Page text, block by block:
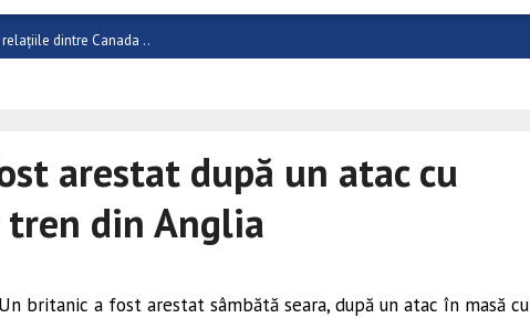
școală din Thailanda: ..
arestat după un atac cu
din Anglia
britanic a fost arestat sâmbătă seara, după un atac în masă cu